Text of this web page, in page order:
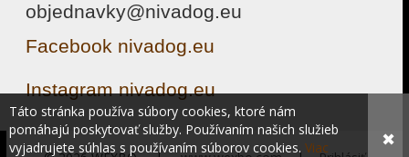
objednavky@nivadog.eu
Facebook nivadog.eu
Instagram nivadog.eu
Táto stránka používa súbory cookies, ktoré nám
pomáhajú poskytovať služby. Používaním našich služieb
vyjadrujete súhlas s používaním súborov cookies. Viac ✖